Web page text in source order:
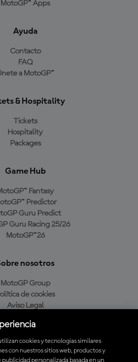
MotoGP™ Apps
Ayuda
Contacto
FAQ
a MotoGP™
& Hospitality
Tickets
Hospitality
Packages
Game Hub
Fantasy
Predictor
Guru Predict
Guru Racing 25/26
MotoGP™26
nosotros
MotoGP Group
de cookies
Aviso Legal
de compra
cookies y tecnologías similares
con nuestros sitios web, productos y
personalizada basada en un